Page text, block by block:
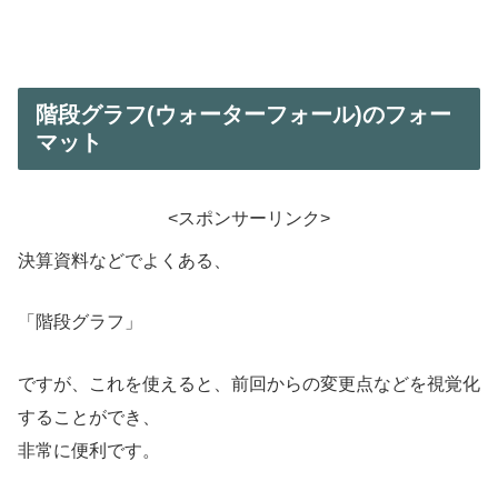
階段グラフ(ウォーターフォール)のフォー
マット
<スポンサーリンク>
決算資料などでよくある、
「階段グラフ」
ですが、これを使えると、前回からの変更点などを視覚化
することができ、
非常に便利です。